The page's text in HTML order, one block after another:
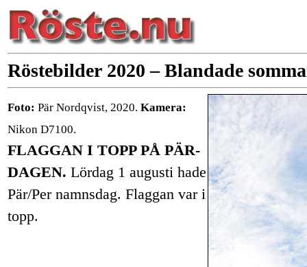
Röstebilder 2020 – Blandade
Foto: Pär Nordqvist, 2020. Kamera:
Nikon D7100.
FLAGGAN I TOPP PÅ PÄR-
DAGEN. Lördag 1 augusti hade
Pär/Per namnsdag. Flaggan var i
topp.